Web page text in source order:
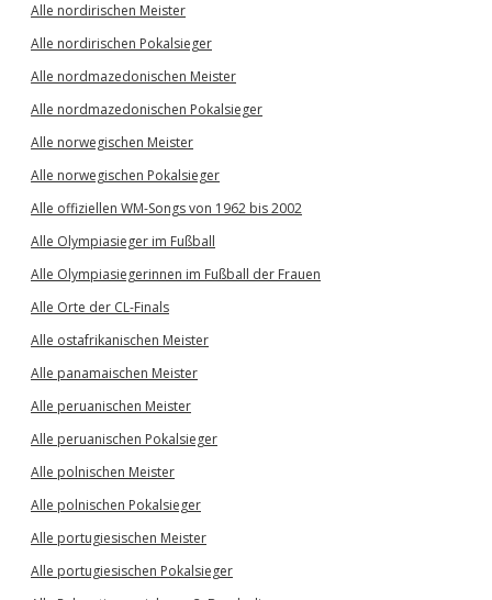
Alle nordirischen Meister
Alle nordirischen Pokalsieger
Alle nordmazedonischen Meister
Alle nordmazedonischen Pokalsieger
Alle norwegischen Meister
Alle norwegischen Pokalsieger
Alle offiziellen WM-Songs von 1962 bis 2002
Alle Olympiasieger im Fußball
Alle Olympiasiegerinnen im Fußball der Frauen
Alle Orte der CL-Finals
Alle ostafrikanischen Meister
Alle panamaischen Meister
Alle peruanischen Meister
Alle peruanischen Pokalsieger
Alle polnischen Meister
Alle polnischen Pokalsieger
Alle portugiesischen Meister
Alle portugiesischen Pokalsieger